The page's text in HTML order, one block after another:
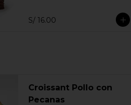
S/ 16.00
Croissant Pollo con
Pecanas